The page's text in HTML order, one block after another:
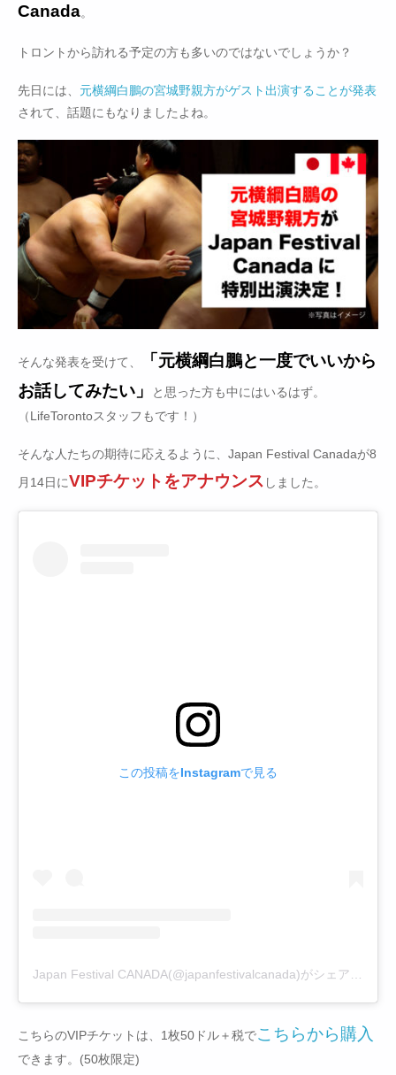
Canada。
トロントから訪れる予定の方も多いのではないでしょうか？
先日には、 元横綱白鵬の宮城野親方がゲスト出演することが発表
されて、話題にもなりましたよね。
そんな発表を受けて、
「元横綱白鵬と一度でいいから
お話してみたい」
と思った方も中にはいるはず。
（LifeTorontoスタッフもです！）
そんな人たちの期待に応えるように、Japan Festival Canadaが8
月14日にVIPチケットをアナウンス しました。
この投稿をInstagramで見る
こちらのVIPチケットは、1枚50ドル＋税でこちらから購入
できます。(50枚限定)